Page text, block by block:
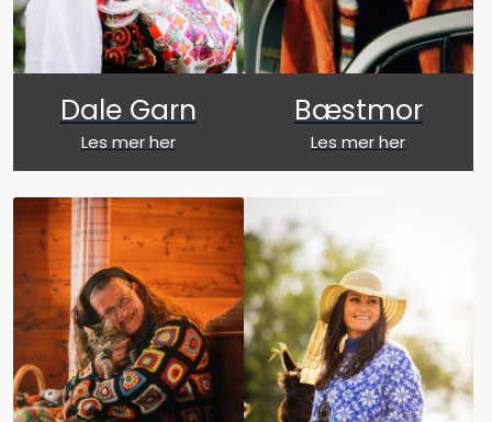
Dale Garn
Les mer her
Bæstmor
Les mer her